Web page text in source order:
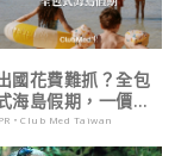
國花費難抓？全包
海島假期，一價搞
定食宿玩樂，省錢更
心！
PR・Club Med Taiwan